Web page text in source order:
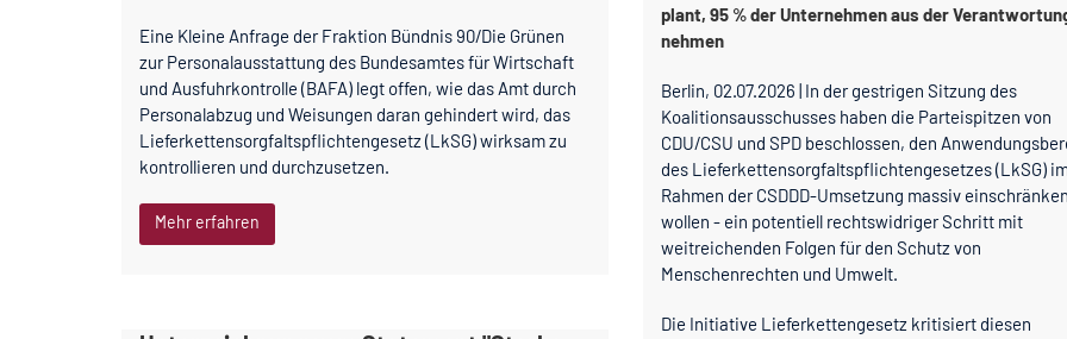
Eine Kleine Anfrage der Fraktion Bündnis 90/Die Grünen
zur Personalausstattung des Bundesamtes für Wirtschaft
und Ausfuhrkontrolle (BAFA) legt offen, wie das Amt durch
Personalabzug und Weisungen daran gehindert wird, das
Lieferkettensorgfaltspflichtengesetz (LkSG) wirksam zu
kontrollieren und durchzusetzen.
Mehr erfahren
plant, 95 % der Unternehmen aus der
nehmen
Berlin, 02.07.2026 | In der gestrigen Sitzung des
Koalitionsausschusses haben die Parteispitzen von
CDU/CSU und SPD beschlossen, den
des Lieferkettensorgfaltspflichtengesetzes (LkSG)
Rahmen der CSDDD-Umsetzung massiv
wollen - ein potentiell rechtswidriger Schritt mit
weitreichenden Folgen für den Schutz von
Menschenrechten und Umwelt.
Die Initiative Lieferkettengesetz kritisiert diesen